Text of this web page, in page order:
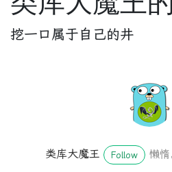
挖一口属于自己的井
类库大魔王 Follow 懒